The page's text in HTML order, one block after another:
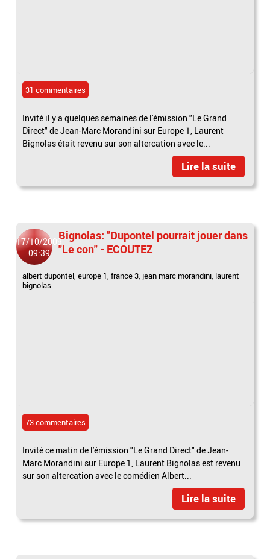
31 commentaires
Invité il y a quelques semaines de l'émission "Le Grand
Direct" de Jean-Marc Morandini sur Europe 1, Laurent
Bignolas était revenu sur son altercation avec le...
Lire la suite
17/10/2009
09:39
Bignolas: "Dupontel pourrait jouer dans
"Le con" - ECOUTEZ
albert dupontel,europe 1,france 3, jean marc morandini, laurent
bignolas
73 commentaires
Invité ce matin de l'émission "Le Grand Direct" de Jean-
Marc Morandini sur Europe 1, Laurent Bignolas est revenu
sur son altercation avec le comédien Albert...
Lire la suite